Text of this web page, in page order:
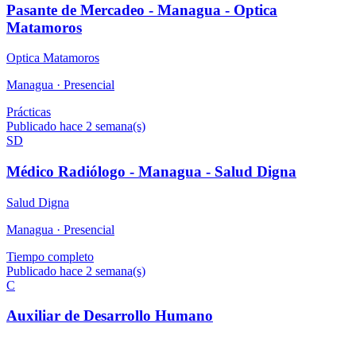
Pasante de Mercadeo - Managua - Optica
Matamoros
Optica Matamoros
Managua · Presencial
Prácticas
Publicado hace 2 semana(s)
SD
Médico Radiólogo - Managua - Salud Digna
Salud Digna
Managua · Presencial
Tiempo completo
Publicado hace 2 semana(s)
C
Auxiliar de Desarrollo Humano